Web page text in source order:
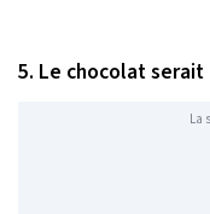
5. Le chocolat
La